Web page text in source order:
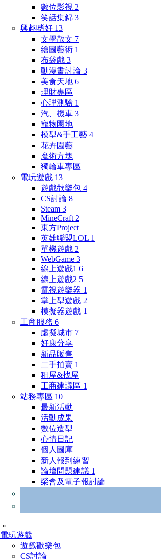
數位影視 2
笑話集錦 3
興趣嗜好 13
文學散文 7
繪圖藝術 1
布袋戲 3
動漫畫討論 3
美食天地 6
理財專區
心理測驗 1
汽、機車 3
寵物園地
模型&手工藝 4
花卉園藝
魔術方塊
獨輪車專區
電玩遊戲 13
遊戲歡樂包 4
CS討論 8
Steam 3
MineCraft 2
東方Project
英雄聯盟LOL 1
單機遊戲 2
WebGame 3
線上遊戲1 6
線上遊戲2 5
電視遊樂器 1
掌上型遊戲 2
模擬器遊戲 1
工商服務 6
虛擬城市 7
好康分享
新品販售
二手拍賣 1
租屋&找屋
工商建議區 1
站務專區 10
最新活動
活動成果
數位造型
心情日記
個人圖庫
新人報到練習
論壇問題建議 1
榮會及電子報討論
»
電玩遊戲
遊戲歡樂包
CS討論